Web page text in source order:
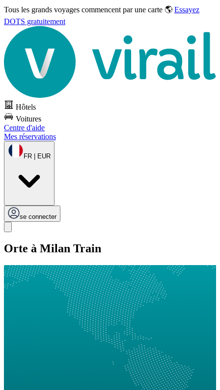
Tous les grands voyages commencent par une carte 🌎 Essayez
DOTS gratuitement
Hôtels
Voitures
Centre d'aide
Mes réservations
FR | EUR
se connecter
Orte à Milan Train